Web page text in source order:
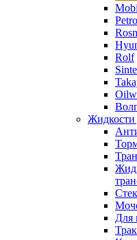
Rolf
Жидкости
Для